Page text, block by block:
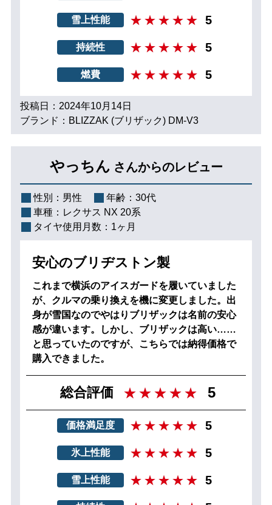
雪上性能 5
持続性 5
燃費 5
投稿日：2024年10月14日
ブランド：BLIZZAK (ブリザック) DM-V3
やっちん さんからのレビュー
性別： 男性 年齢： 30代
車種： レクサス NX 20系
タイヤ使用月数： 1ヶ月
安心のブリヂストン製
これまで横浜のアイスガードを履いていました
が、クルマの乗り換えを機に変更しました。出
身が雪国なのでやはりブリザックは名前の安心
感が違います。しかし、ブリザックは高い……
と思っていたのですが、こちらでは納得価格で
購入できました。
総合評価 5
価格満足度 5
氷上性能 5
雪上性能 5